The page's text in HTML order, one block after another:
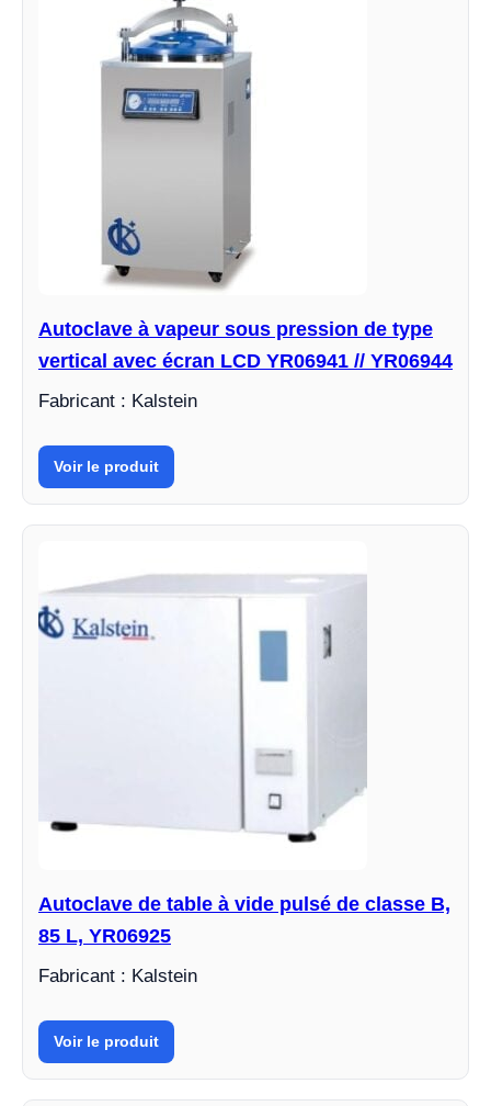
Autoclave à vapeur sous pression de type
vertical avec écran LCD YR06941 // YR06944
Fabricant : Kalstein
Voir le produit
Autoclave de table à vide pulsé de classe B,
85 L, YR06925
Fabricant : Kalstein
Voir le produit